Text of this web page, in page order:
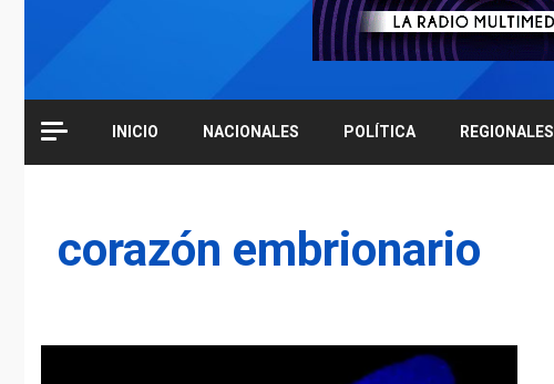
INICIO NACIONALES POLÍTICA REGIONALES
corazón embrionario